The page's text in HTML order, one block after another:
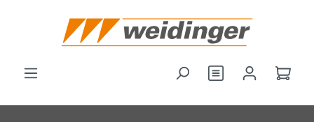
Je hebt 0 items